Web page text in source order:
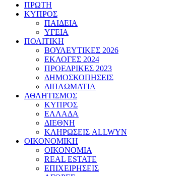
ΠΡΩΤΗ
ΚΥΠΡΟΣ
ΠΑΙΔΕΙΑ
ΥΓΕΙΑ
ΠΟΛΙΤΙΚΗ
ΒΟΥΛΕΥΤΙΚΕΣ 2026
ΕΚΛΟΓΕΣ 2024
ΠΡΟΕΔΡΙΚΕΣ 2023
ΔΗΜΟΣΚΟΠΗΣΕΙΣ
ΔΙΠΛΩΜΑΤΙΑ
ΑΘΛΗΤΙΣΜΟΣ
ΚΥΠΡΟΣ
ΕΛΛΑΔΑ
ΔΙΕΘΝΗ
ΚΛΗΡΩΣΕΙΣ ALLWYN
ΟΙΚΟΝΟΜΙΚΗ
ΟΙΚΟΝΟΜΙΑ
REAL ESTATE
ΕΠΙΧΕΙΡΗΣΕΙΣ